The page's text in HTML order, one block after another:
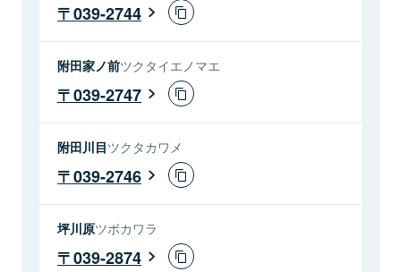
039-2744
附田家ノ前ツクタイエノマエ
039-2747
附田川目ツクタカワメ
039-2746
坪川原ツボカワラ
039-2874